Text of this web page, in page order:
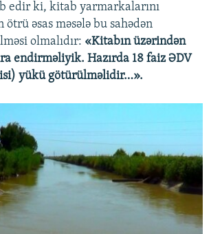
edir ki, kitab yarmarkalarını
ötrü əsas məsələ bu sahədən
olmalıdır: «Kitabın üzərindən
endirməliyik. Hazırda 18 faiz ƏDV
yükü götürülməlidir…».